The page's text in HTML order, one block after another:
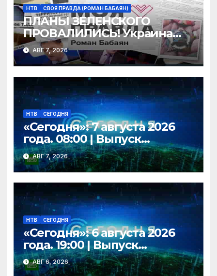
НТВ СВОЯ ПРАВДА (РОМАН БАБАЯН)
ПЛАНЫ ЗЕЛЕНСКОГО
ПРОВАЛИЛИСЬ! Украина
находится в блокаде?
Трамп не поможет! | «Моя
правда»
АВГ 7, 2026
НТВ СЕГОДНЯ
«Сегодня»: 7 августа 2026
года. 08:00 | Выпуск
новостей | Новости НТВ
АВГ 7, 2026
НТВ СЕГОДНЯ
«Сегодня»: 6 августа 2026
года. 19:00 | Выпуск
новостей | Новости НТВ
АВГ 6, 2026